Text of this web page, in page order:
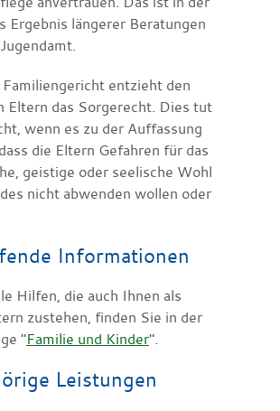
Ergebnis längerer Beratungen
entzieht den
Eltern das Sorgerecht. Dies tut
wenn es zu der Auffassung
die Eltern Gefahren für das
geistige oder seelische Wohl
nicht abwenden wollen oder
Informationen
Hilfen, die auch Ihnen als
zustehen, finden Sie in der
"Familie und Kinder".
Leistungen